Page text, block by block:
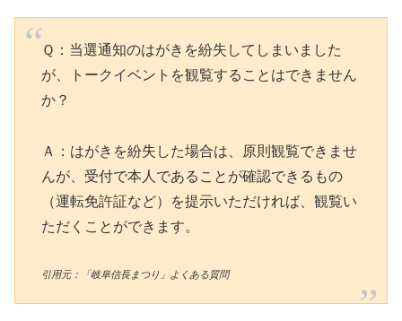
Ｑ：当選通知のはがきを紛失してしまいました
が、トークイベントを観覧することはできません
か？
Ａ：はがきを紛失した場合は、原則観覧できませ
んが、受付で本人であることが確認できるもの
（運転免許証など）を提示いただければ、観覧い
ただくことができます。
引用元：「岐阜信長まつり」よくある質問